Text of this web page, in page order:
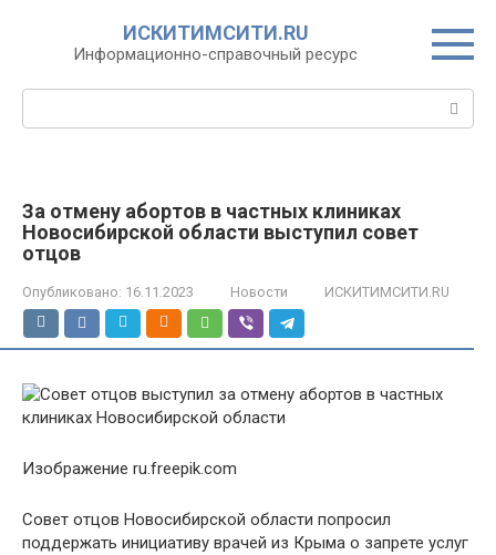
ИСКИТИМСИТИ.RU
Информационно-справочный ресурс
За отмену абортов в частных клиниках
Новосибирской области выступил совет
отцов
Опубликовано: 16.11.2023 Новости ИСКИТИМСИТИ.RU
Изображение ru.freepik.com
Совет отцов Новосибирской области попросил
поддержать инициативу врачей из Крыма о запрете услуг